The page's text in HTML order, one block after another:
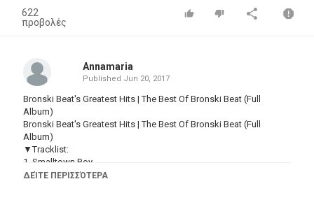
622
προβολές
Annamaria
Published Jun 20, 2017
Bronski Beat's Greatest Hits | The Best Of Bronski Beat (Full
Album)
Bronski Beat's Greatest Hits | The Best Of Bronski Beat (Full
Album)
▼Tracklist:
1. Smalltown Boy
2. Why
ΔΕΊΤΕ ΠΕΡΙΣΣΌΤΕΡΑ